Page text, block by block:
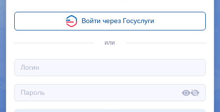
Войти через Госуслуги
или